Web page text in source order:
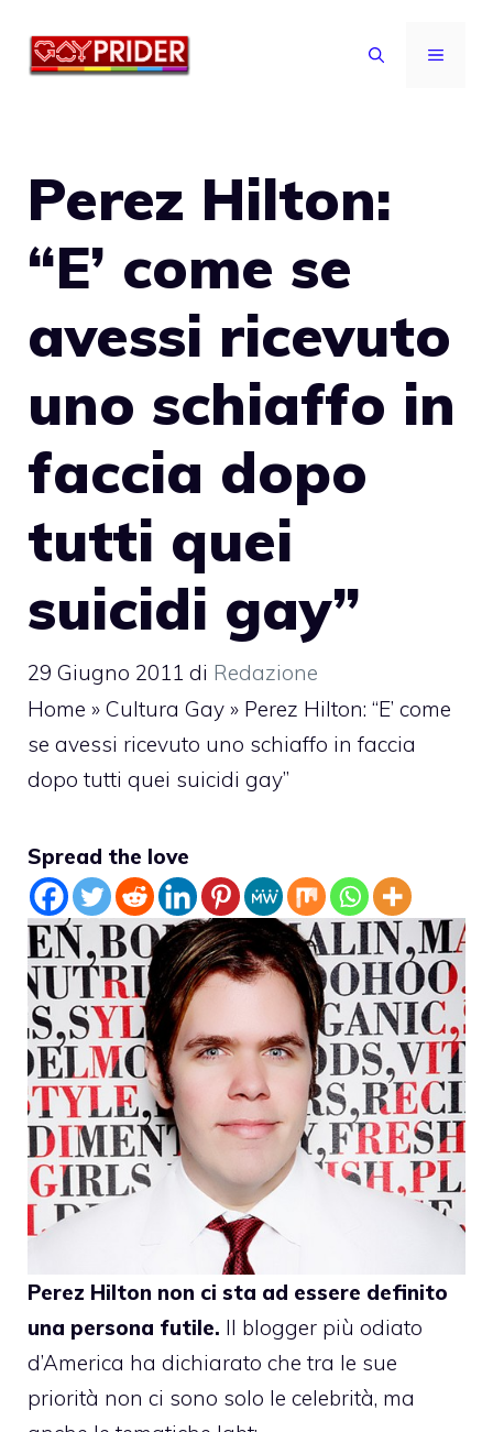
MENU
Perez Hilton:
“E’ come se
avessi ricevuto
uno schiaffo in
faccia dopo
tutti quei
suicidi gay”
29 Giugno 2011 di Redazione
Home » Cultura Gay » Perez Hilton: “E’ come
se avessi ricevuto uno schiaffo in faccia
dopo tutti quei suicidi gay”
Spread the love
Perez Hilton non ci sta ad essere definito
una persona futile. Il blogger più odiato
d’America ha dichiarato che tra le sue
priorità non ci sono solo le celebrità, ma